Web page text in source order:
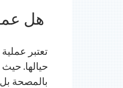
هل
تعتبر
حيالها.
بالمصحة بل